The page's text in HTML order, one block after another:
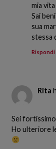
mia
Sai
sua
stessa
Rispondi
Rita
Sei
Ho ulteriore